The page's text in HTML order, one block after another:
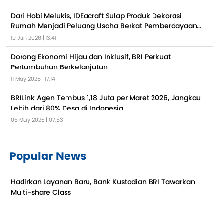
Dari Hobi Melukis, IDEacraft Sulap Produk Dekorasi
Rumah Menjadi Peluang Usaha Berkat Pemberdayaan
BRI
19 Jun 2026 | 13:41
Dorong Ekonomi Hijau dan Inklusif, BRI Perkuat
Pertumbuhan Berkelanjutan
11 May 2026 | 17:14
BRILink Agen Tembus 1,18 Juta per Maret 2026, Jangkau
Lebih dari 80% Desa di Indonesia
05 May 2026 | 07:53
Popular News
Hadirkan Layanan Baru, Bank Kustodian BRI Tawarkan
Multi-share Class